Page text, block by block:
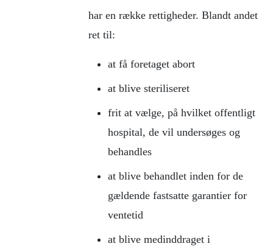
har en række rettigheder. Blandt andet
ret til:
at få foretaget abort
at blive steriliseret
frit at vælge, på hvilket offentligt
hospital, de vil undersøges og
behandles
at blive behandlet inden for de
gældende fastsatte garantier for
ventetid
at blive medinddraget i